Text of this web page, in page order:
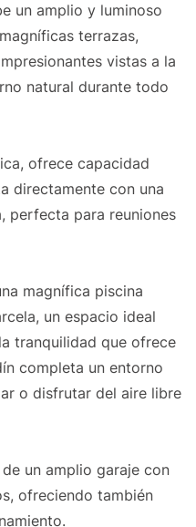
un amplio y luminoso
terrazas,
vistas a la
natural durante todo
ofrece capacidad
directamente con una
perfecta para reuniones
magnífica piscina
un espacio ideal
tranquilidad que ofrece
completa un entorno
o disfrutar del aire libre
un amplio garaje con
ofreciendo también